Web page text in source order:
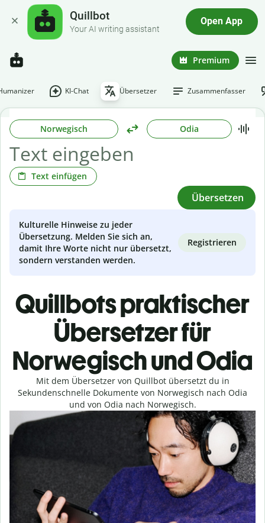
Quillbot
Your AI writing assistant
Open App
Premium
KI-Chat Übersetzer Zusammenfasser
Norwegisch Odia
Text einfügen
Übersetzen
Kulturelle Hinweise zu jeder
Übersetzung. Melden Sie sich an,
damit Ihre Worte nicht nur übersetzt,
sondern verstanden werden.
Registrieren
Quillbots praktischer
Übersetzer für
Norwegisch und Odia
Mit dem Übersetzer von Quillbot übersetzt du in
Sekundenschnelle Dokumente von Norwegisch nach Odia
und von Odia nach Norwegisch.